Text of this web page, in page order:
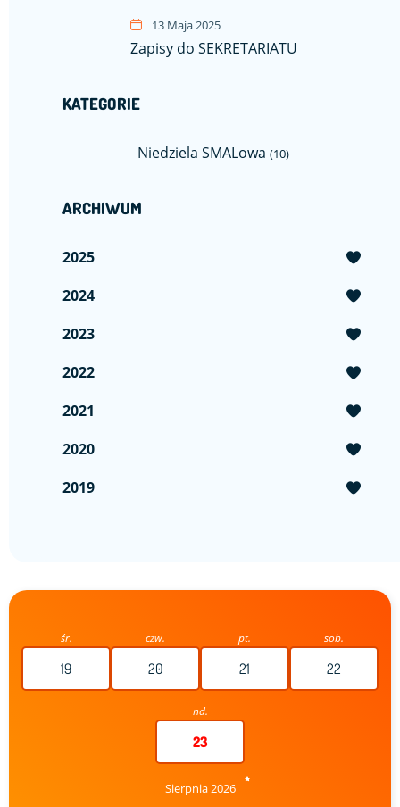
13 Maja 2025
Zapisy do SEKRETARIATU
KATEGORIE
Niedziela SMALowa (10)
ARCHIWUM
2025
2024
2023
2022
2021
2020
2019
śr.
19
czw.
20
pt.
21
sob.
22
nd.
23
Sierpnia 2026